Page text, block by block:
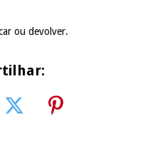
ou devolver.